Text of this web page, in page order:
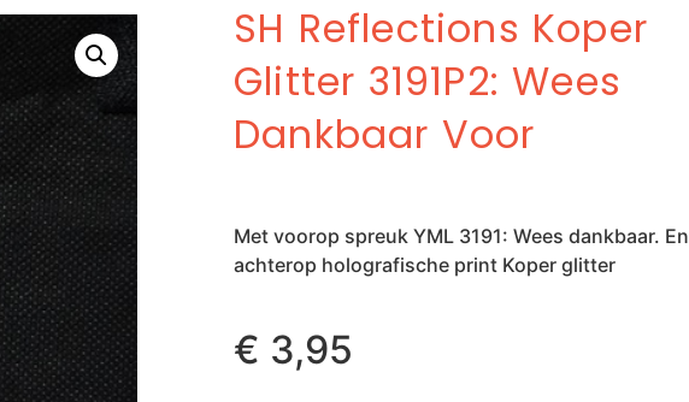
SH Reflections Koper
Glitter 3191P2: Wees
Dankbaar Voor
Met voorop spreuk YML 3191: Wees dankbaar. En
achterop holografische print Koper glitter
€ 3,95